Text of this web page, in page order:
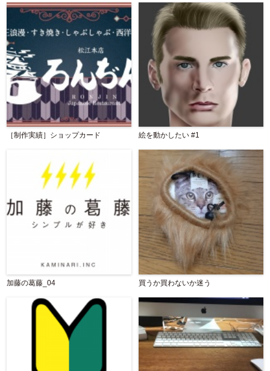
［制作実績］ショップカード 絵を動かしたい #1
加藤の葛藤_04 買うか買わないか迷う